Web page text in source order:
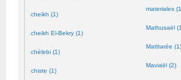
cheikh (1)
cheikh El-Bekry (1)
chélebi (1)
chiste (1)
materiales
Mathusaël
Matttarée (1)
Maviaël (2)